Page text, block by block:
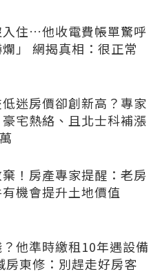
住…他收電費帳單驚呼
爛」 網揭真相：很正常
迷房價卻創新高？專家
宅熱絡、且北士科補漲
！房產專家提醒：老房
機會提升土地價值
他準時繳租10年遇設備
房東修：別趕走好房客